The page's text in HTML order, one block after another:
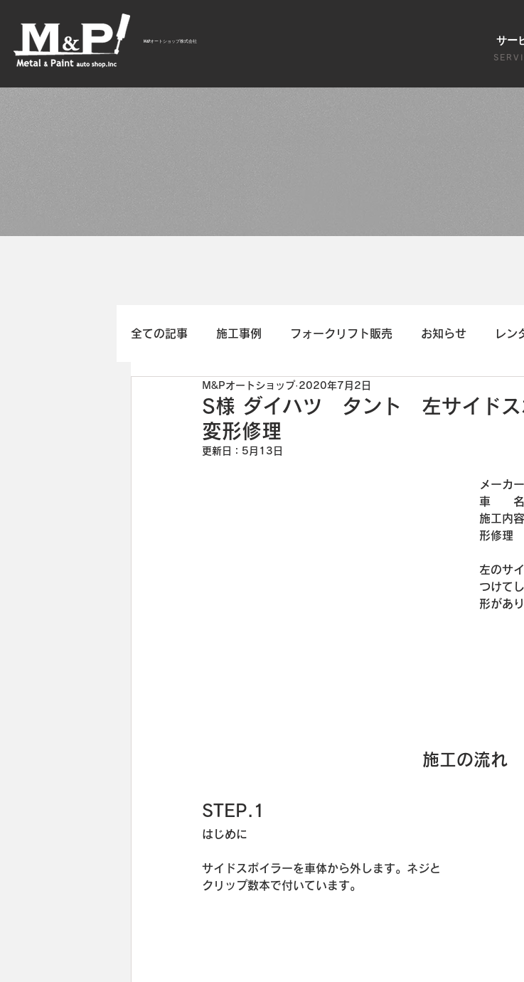
M&Pオートショップ株式会社 サー
全ての記事 施工事例 フォークリフト販売 お知らせ レン
S様 ダイハツ タント 左サイドス
変形修理
M&Pオートショップ 2020年7月2日
更新日： 5月13日
メーカ
車　　名
施工内容
形修理
左のサ
つけて
形があ
施工の流れ
STEP.1
はじめに
サイドスポイラーを車体から外します。ネジと
クリップ数本で付いています。